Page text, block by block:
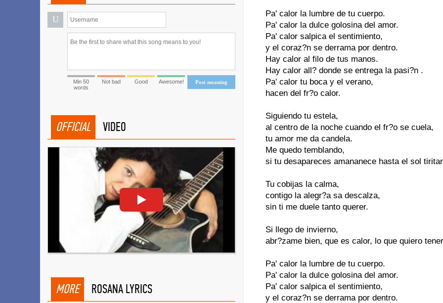
Pa' calor la lumbre de tu cuerpo.
Pa' calor la dulce golosina del amor.
Pa' calor salpica el sentimiento,
y el coraz?n se derrama por dentro.
Hay calor al filo de tus manos.
Hay calor all? donde se entrega la pasi?n .
Pa' calor tu boca y el verano,
hacen del fr?o calor.
Siguiendo tu estela,
al centro de la noche cuando el fr?o se cuela,
tu amor me da candela.
Me quedo temblando,
si tu desapareces amananece hasta el sol
Tu cobijas la calma,
contigo la alegr?a sa descalza,
sin ti me duele tanto querer.
Si llego de invierno,
abr?zame bien, que es calor, lo que quiero
Pa' calor la lumbre de tu cuerpo.
Pa' calor la dulce golosina del amor.
Pa' calor salpica el sentimiento,
y el coraz?n se derrama por dentro.
U
Post meaning
Min 50
words
Not bad Good Awesome!
OFFICIAL VIDEO
MORE ROSANA LYRICS